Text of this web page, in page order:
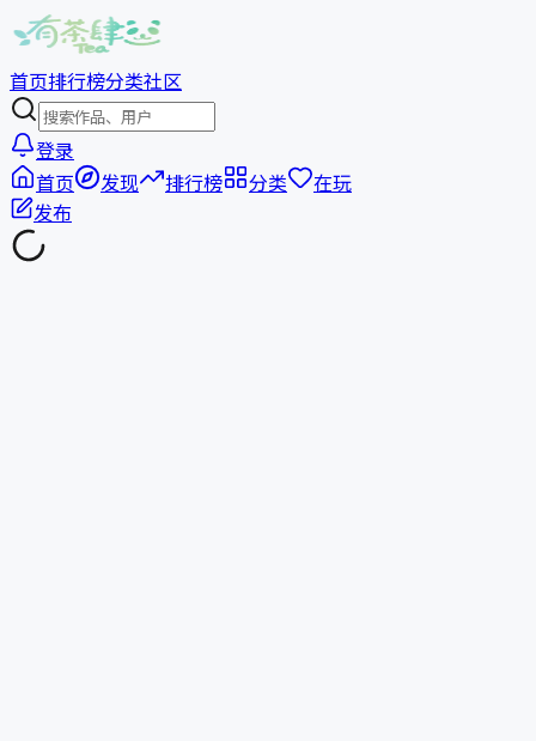
首页排行榜分类社区
登录
首页
发现 排行榜 分类
在玩
发布